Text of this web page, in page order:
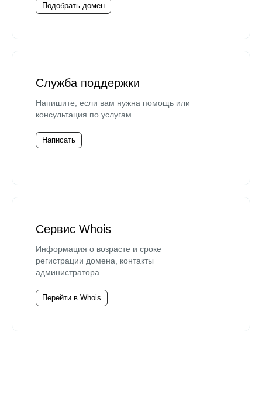
Подобрать домен
Служба поддержки
Напишите, если вам нужна помощь или
консультация по услугам.
Написать
Сервис Whois
Информация о возрасте и сроке
регистрации домена, контакты
администратора.
Перейти в Whois